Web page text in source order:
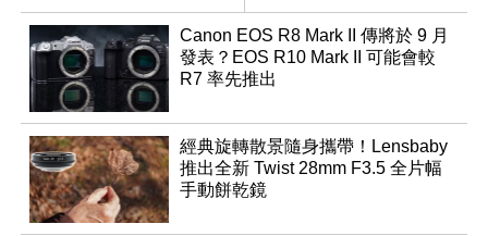
Canon EOS R8 Mark II 傳將於 9 月
發表？EOS R10 Mark II 可能會較
R7 率先推出
經典旋轉散景隨身攜帶！Lensbaby
推出全新 Twist 28mm F3.5 全片幅
手動餅乾鏡